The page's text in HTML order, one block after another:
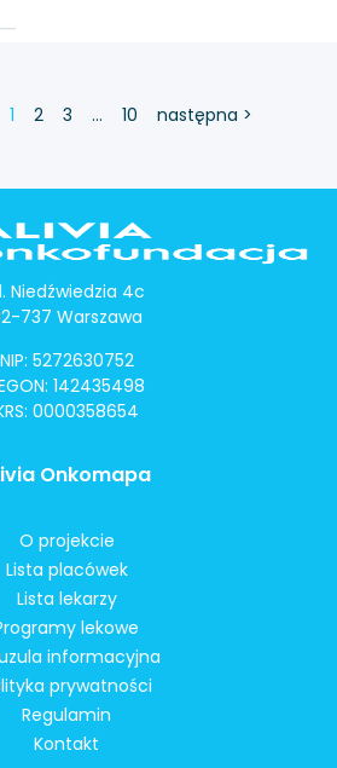
1 2 3 … 10 następna >
Niedźwiedzia 4c
737 Warszawa
NIP: 5272630752
142435498
0000358654
Onkomapa
O projekcie
Lista placówek
Lista lekarzy
lekowe
informacyjna
prywatności
Regulamin
Kontakt